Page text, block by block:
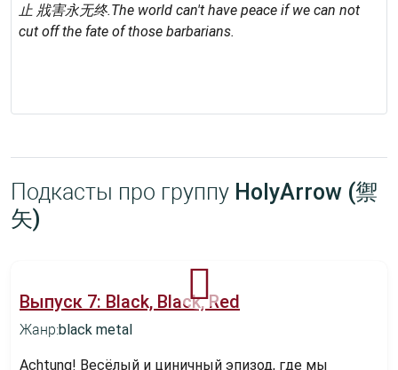
止 戕害永无终.The world can't have peace if we can not
cut off the fate of those barbarians.
Подкасты про группу HolyArrow (禦
矢)
Выпуск 7: Black, Black, Red
Жанр:black metal
Achtung! Весёлый и циничный эпизод, где мы